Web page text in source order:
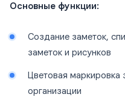
Основные функции:
Создание заметок,
заметок и рисунков
Цветовая маркировка
организации